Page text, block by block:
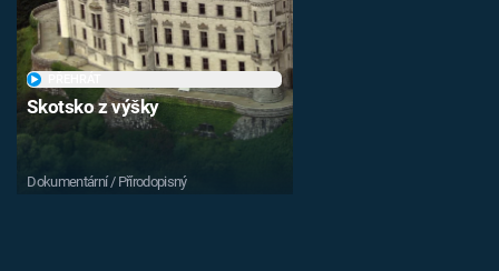
Skotsko z výšky
Dokumentární / Přírodopisný